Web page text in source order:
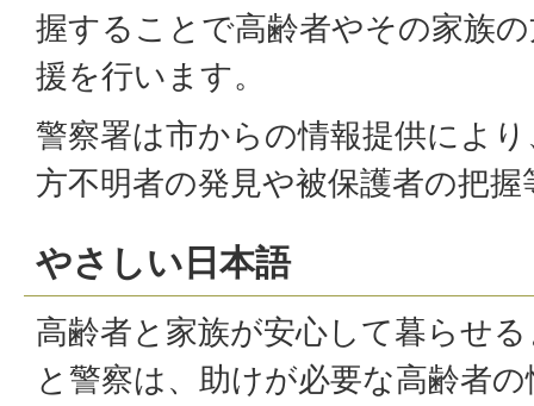
握することで高齢者やその家族
援を行います。
警察署は市からの情報提供によ
方不明者の発見や被保護者の把
やさしい日本語
高齢者と家族が安心して暮らせ
と警察は、助けが必要な高齢者